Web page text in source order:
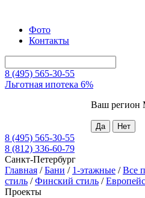
Фото
Контакты
8 (495) 565-30-55
Льготная ипотека 6%
Ваш регион
8 (495) 565-30-55
8 (812) 336-60-79
Санкт-Петербург
Главная /Бани / 1-этажные /Все
стиль /Финский стиль /
Проекты